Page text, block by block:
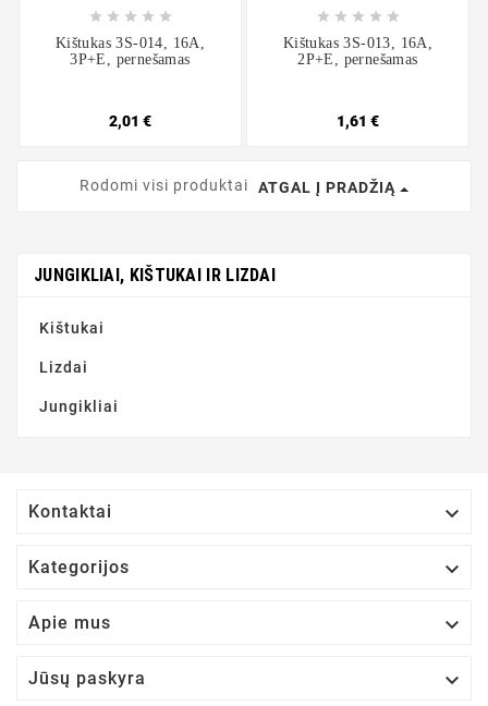
    
Kištukas 3S-014, 16A,
3P+E, pernešamas
2,01 €
    
Kištukas 3S-013, 16A,
2P+E, pernešamas
1,61 €
Rodomi visi produktai ATGAL Į PRADŽIĄ
JUNGIKLIAI, KIŠTUKAI IR LIZDAI
Kištukai
Lizdai
Jungikliai
Kontaktai 
Kategorijos 
Apie mus 
Jūsų paskyra 